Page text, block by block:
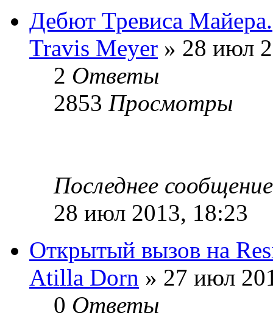
Дебют Тревиса Майера.
Travis Meyer » 28 июл
2 Ответы
2853 Просмотры
Последнее
28 июл 2013, 18:23
Открытый вызов на
Atilla Dorn » 27 июл
0 Ответы